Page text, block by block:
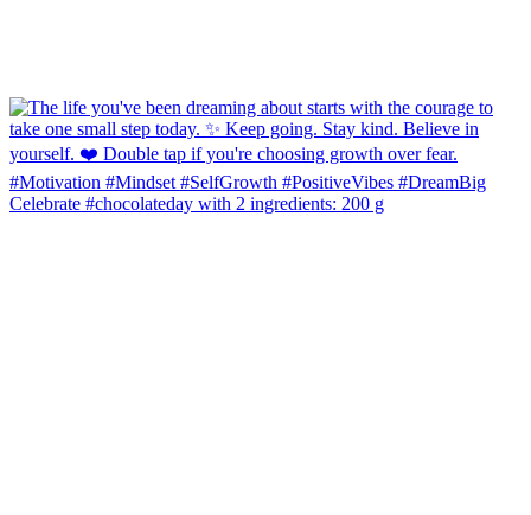
Celebrate #chocolateday with 2 ingredients: 200 g